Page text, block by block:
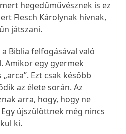
hegedűművésznek is ez
Flesch Károlynak hívnak,
játszani.
Biblia felfogásával való
Amikor egy gyermek
Ezt csak később
az élete során. Az
arra, hogy, hogy ne
újszülöttnek még nincs
ki.